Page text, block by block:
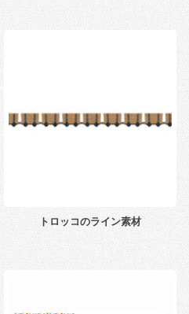
トロッコのライン素材